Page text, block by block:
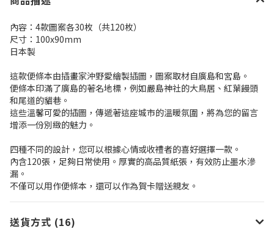
內容：4款圖案各30枚（共120枚）
尺寸：100x90mm
日本製
這款便條本由插畫家沖野愛繪製插圖，圖案取材自廣島和宮島。
便條本印滿了廣島的著名地標，例如嚴島神社的大鳥居、紅葉饅頭
和尾道的貓巷。
這些溫馨可愛的插圖，傳遞著這座城市的溫暖氛圍，將為您的留言
增添一份別緻的魅力。
四種不同的設計，您可以根據心情或收禮者的喜好選擇一款。
內含120張，足夠日常使用。厚實的高品質紙張，有效防止墨水滲
漏。
不僅可以用作便條本，還可以作為賀卡贈送親友。
送貨方式 (16)